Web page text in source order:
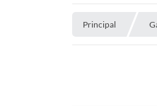
Principal